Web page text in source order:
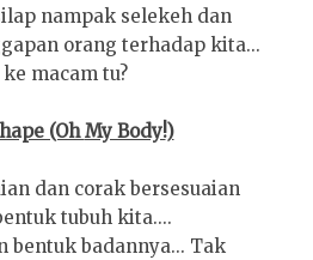
nampak selekeh dan
orang terhadap kita...
ke macam tu?
(OhMy Body!)
dan corak bersesuaian
tubuh kita....
bentuk badannya... Tak